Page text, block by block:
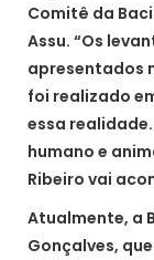
Comitê da
Assu. “Os
apresentados
foi realizado
essa
humano e
Ribeiro vai
Atualmente, a
Gonçalves,